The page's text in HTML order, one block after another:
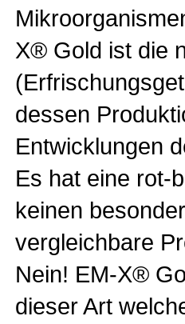
X® Gold ist die
dessen
Entwicklungen
Es hat eine rot-
keinen
vergleichbare
Nein! EM-X®
dieser Art